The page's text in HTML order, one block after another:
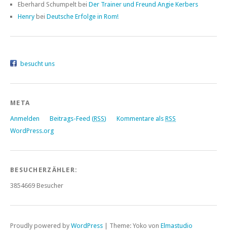
Eberhard Schumpelt bei Der Trainer und Freund Angie Kerbers
Henry bei Deutsche Erfolge in Rom!
besucht uns
META
Anmelden Beitrags-Feed (RSS) Kommentare als RSS
WordPress.org
BESUCHERZÄHLER:
3854669 Besucher
Proudly powered by WordPress Theme: Yoko von Elmastudio